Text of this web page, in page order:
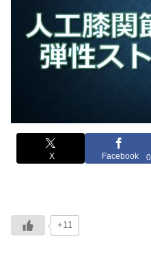
X Facebook 0
+11